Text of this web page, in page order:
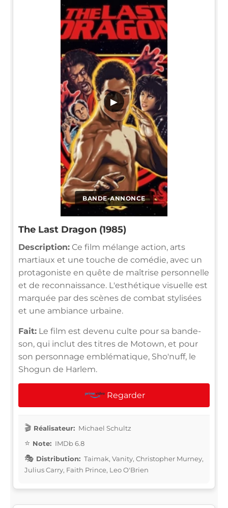
BANDE-ANNONCE
▶
The Last Dragon (1985)
Description: Ce film mélange action, arts
martiaux et une touche de comédie, avec un
protagoniste en quête de maîtrise personnelle
et de reconnaissance. L'esthétique visuelle est
marquée par des scènes de combat stylisées
et une ambiance urbaine.
Fait: Le film est devenu culte pour sa bande-
son, qui inclut des titres de Motown, et pour
son personnage emblématique, Sho'nuff, le
Shogun de Harlem.
Regarder
Réalisateur: Michael Schultz
Note: IMDb 6.8
Distribution: Taimak, Vanity, Christopher Murney,
Julius Carry, Faith Prince, Leo O'Brien